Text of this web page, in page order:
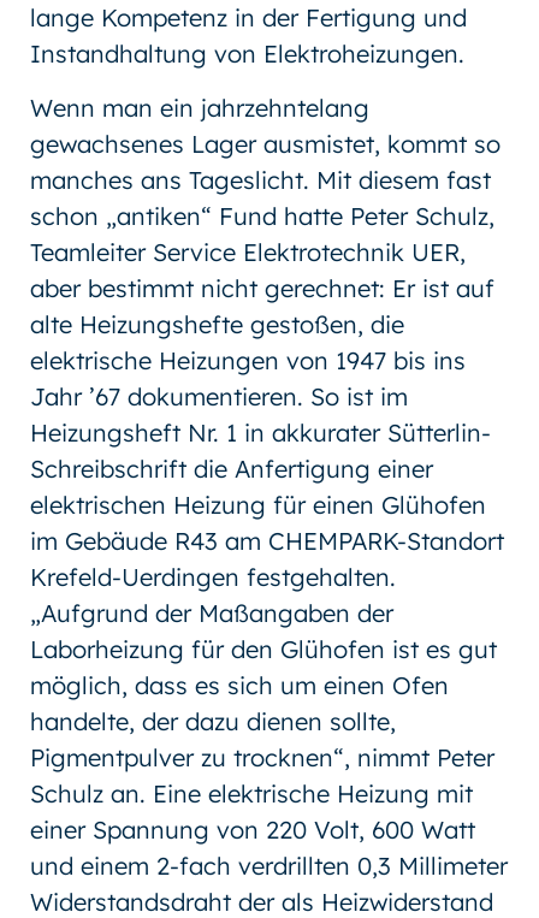
lange Kompetenz in der Fertigung und
Instandhaltung von Elektroheizungen.
Wenn man ein jahrzehntelang
gewachsenes Lager ausmistet, kommt so
manches ans Tageslicht. Mit diesem fast
schon „antiken“ Fund hatte Peter Schulz,
Teamleiter Service Elektrotechnik UER,
aber bestimmt nicht gerechnet: Er ist auf
alte Heizungshefte gestoßen, die
elektrische Heizungen von 1947 bis ins
Jahr ’67 dokumentieren. So ist im
Heizungsheft Nr. 1 in akkurater Sütterlin-
Schreibschrift die Anfertigung einer
elektrischen Heizung für einen Glühofen
im Gebäude R43 am CHEMPARK-Standort
Krefeld-Uerdingen festgehalten.
„Aufgrund der Maßangaben der
Laborheizung für den Glühofen ist es gut
möglich, dass es sich um einen Ofen
handelte, der dazu dienen sollte,
Pigmentpulver zu trocknen“, nimmt Peter
Schulz an. Eine elektrische Heizung mit
einer Spannung von 220 Volt, 600 Watt
und einem 2-fach verdrillten 0,3 Millimeter
Widerstandsdraht der als Heizwiderstand